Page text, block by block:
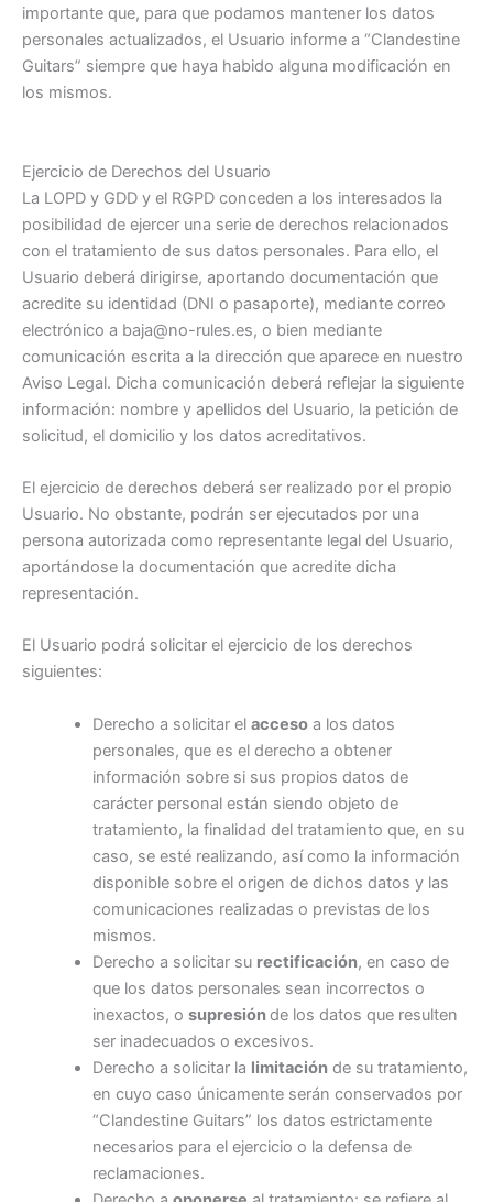
importante que, para que podamos mantener los datos
personales actualizados, el Usuario informe a “Clandestine
Guitars” siempre que haya habido alguna modificación en
los mismos.
Ejercicio de Derechos del Usuario
La LOPD y GDD y el RGPD conceden a los interesados la
posibilidad de ejercer una serie de derechos relacionados
con el tratamiento de sus datos personales. Para ello, el
Usuario deberá dirigirse, aportando documentación que
acredite su identidad (DNI o pasaporte), mediante correo
electrónico a baja@no-rules.es, o bien mediante
comunicación escrita a la dirección que aparece en nuestro
Aviso Legal. Dicha comunicación deberá reflejar la siguiente
información: nombre y apellidos del Usuario, la petición de
solicitud, el domicilio y los datos acreditativos.
El ejercicio de derechos deberá ser realizado por el propio
Usuario. No obstante, podrán ser ejecutados por una
persona autorizada como representante legal del Usuario,
aportándose la documentación que acredite dicha
representación.
El Usuario podrá solicitar el ejercicio de los derechos
siguientes:
Derecho a solicitar el accesoa los datos
personales, que es el derecho a obtener
información sobre si sus propios datos de
carácter personal están siendo objeto de
tratamiento, la finalidad del tratamiento que, en su
caso, se esté realizando, así como la información
disponible sobre el origen de dichos datos y las
comunicaciones realizadas o previstas de los
mismos.
Derecho a solicitar su rectificación, en caso de
que los datos personales sean incorrectos o
inexactos, o supresiónde los datos que resulten
ser inadecuados o excesivos.
Derecho a solicitar la limitaciónde su tratamiento,
en cuyo caso únicamente serán conservados por
“Clandestine Guitars” los datos estrictamente
necesarios para el ejercicio o la defensa de
reclamaciones.